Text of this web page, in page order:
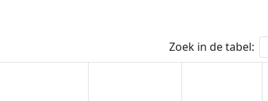
Zoek in de tabel: